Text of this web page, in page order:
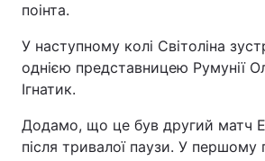
Тема оформлення
поінта.
У наступному колі Світоліна
однією представницею Румунії
Ігнатик.
Додамо, що це був другий матч
після тривалої паузи. У першому